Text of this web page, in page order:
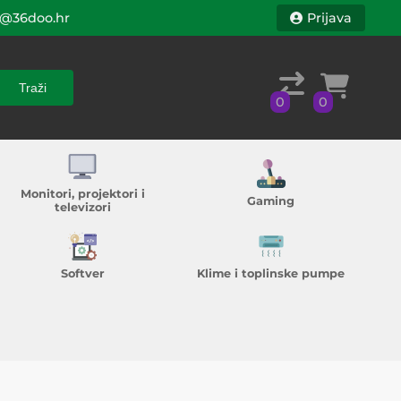
Traži
Prijava
Traži
0 0
Monitori, projektori i
televizori
Gaming
Softver Klime i toplinske pumpe